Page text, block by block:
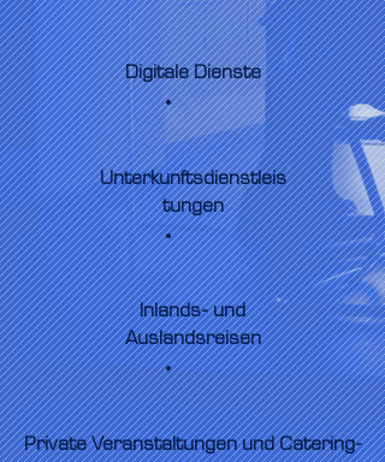
Digitale Dienste
Unterkunftsdienstleis
tungen
Inlands- und
Auslandsreisen
Private Veranstaltungen und Catering-